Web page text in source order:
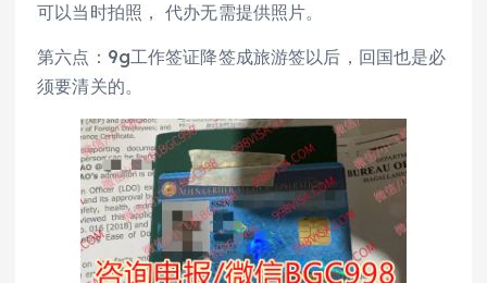
可以当时拍照， 代办无需提供照片。
第六点：9g工作签证降签成旅游签以后，回国也是必
须要清关的。